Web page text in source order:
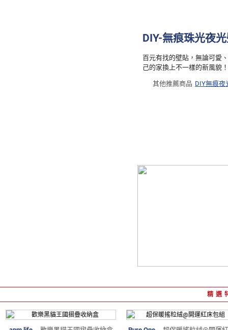
DIY-無痕珠光夜
百元有找的壁貼，無論可愛
己的家換上不一樣的新風貌！
其他推薦商品 DIY無痕
精選